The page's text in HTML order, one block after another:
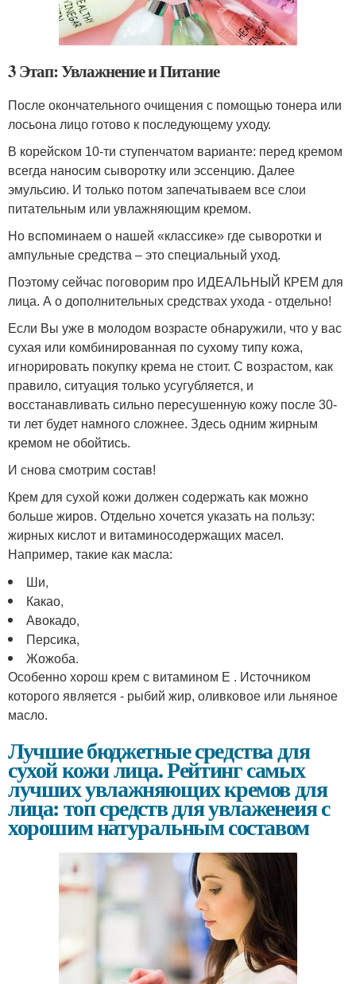
3 Этап: Увлажнение и Питание
После окончательного очищения с помощью тонера или
лосьона лицо готово к последующему уходу.
В корейском 10-ти ступенчатом варианте: перед кремом
всегда наносим сыворотку или эссенцию. Далее
эмульсию. И только потом запечатываем все слои
питательным или увлажняющим кремом.
Но вспоминаем о нашей «классикe» где сыворотки и
ампульные средства – это специальный уход.
Поэтому сейчас поговорим про ИДЕАЛЬНЫЙ КРЕМ для
лица. А о дополнительных средствах ухода - отдельно!
Если Вы уже в молодом возрасте обнаружили, что у вас
сухая или комбинированная по сухому типу кожа,
игнорировать покупку крема не стоит. С возрастом, как
правило, ситуация только усугубляется, и
восстанавливать сильно пересушенную кожу после 30-
ти лет будет намного сложнее. Здесь одним жирным
кремом не обойтись.
И снова смотрим состав!
Крем для сухой кожи должен содержать как можно
больше жиров. Отдельно хочется указать на пользу:
жирных кислот и витаминосодержащих масел.
Например, такие как масла:
Ши,
Какао,
Авокадо,
Персика,
Жожоба.
Особенно хорош крем с витамином Е . Источником
которого является - рыбий жир, оливковое или льняное
масло.
Лучшие бюджетные средства для
сухой кожи лица. Рейтинг самых
лучших увлажняющих кремов для
лица: топ средств для увлаженеия с
хорошим натуральным составом